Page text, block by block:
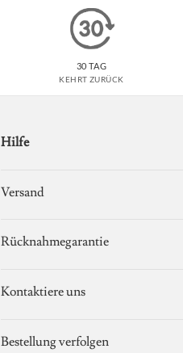
30 TAG
KEHRT ZURÜCK
Hilfe
Versand
Rücknahmegarantie
Kontaktiere uns
Bestellung verfolgen